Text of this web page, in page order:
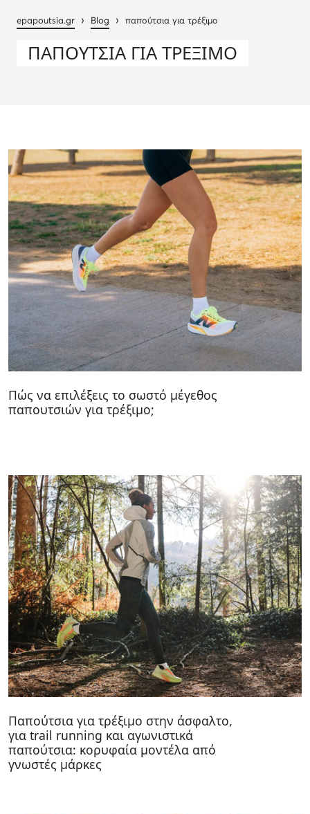
epapoutsia.gr › Blog › παπούτσια για τρέξιμο
ΠΑΠΟΎΤΣΙΑ ΓΙΑ ΤΡΈΞΙΜΟ
Πώς να επιλέξεις το σωστό μέγεθος
παπουτσιών για τρέξιμο;
Παπούτσια για τρέξιμο στην άσφαλτο,
για trail running και αγωνιστικά
παπούτσια: κορυφαία μοντέλα από
γνωστές μάρκες